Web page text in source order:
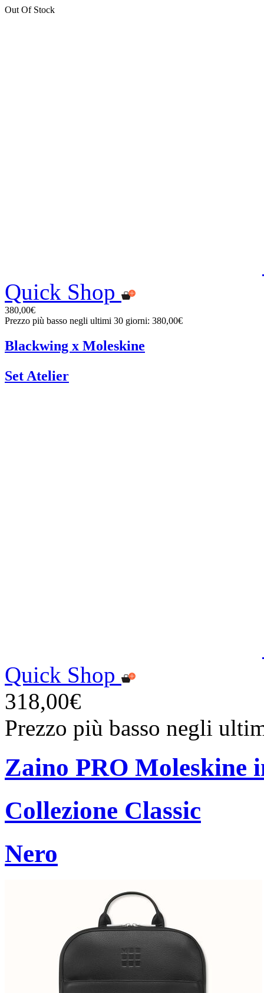
Out Of Stock
Quick Shop
380,00€
Prezzo più basso negli ultimi 30 giorni: 380,00€
Blackwing x Moleskine
Set Atelier
Quick Shop
318,00€
Prezzo più basso negli
Zaino PRO Moleskine
Collezione Classic
Nero